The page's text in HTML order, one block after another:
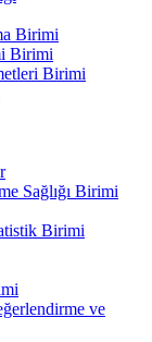
Birimi
Birimi
Birimi
Sağlığı Birimi
Birimi
ve